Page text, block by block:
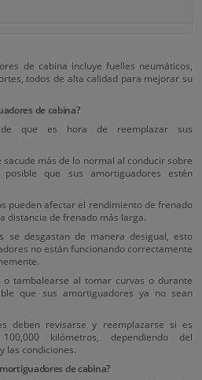
de cabina incluye fuelles neumáticos,
todos de alta calidad para mejorar su
de cabina?
que es hora de reemplazar sus
sacude más de lo normal al conducir sobre
que sus amortiguadores estén
pueden afectar el rendimiento de frenado
distancia de frenado más larga.
se desgastan de manera desigual, esto
no están funcionando correctamente
o tambalearse al tomar curvas o durante
que sus amortiguadores ya no sean
deben revisarse y reemplazarse si es
kilómetros, dependiendo del
las condiciones.
de cabina?